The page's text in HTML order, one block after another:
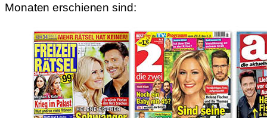
Monaten erschienen sind: